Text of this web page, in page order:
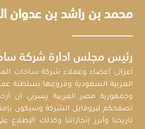
محمد بن راشد بن عدوان
رئيس مجلس ادارة شركة
أعزائى أعضاء وعملاء شركة ساحات
العربية السعودية وفروعها بسلطنة
وجمهورية مصر العربية يسرني أن
تصفحكم لبروفايل الشركة وسيكون
تاريخنا وأبرز إنجازاتنا وكذلك